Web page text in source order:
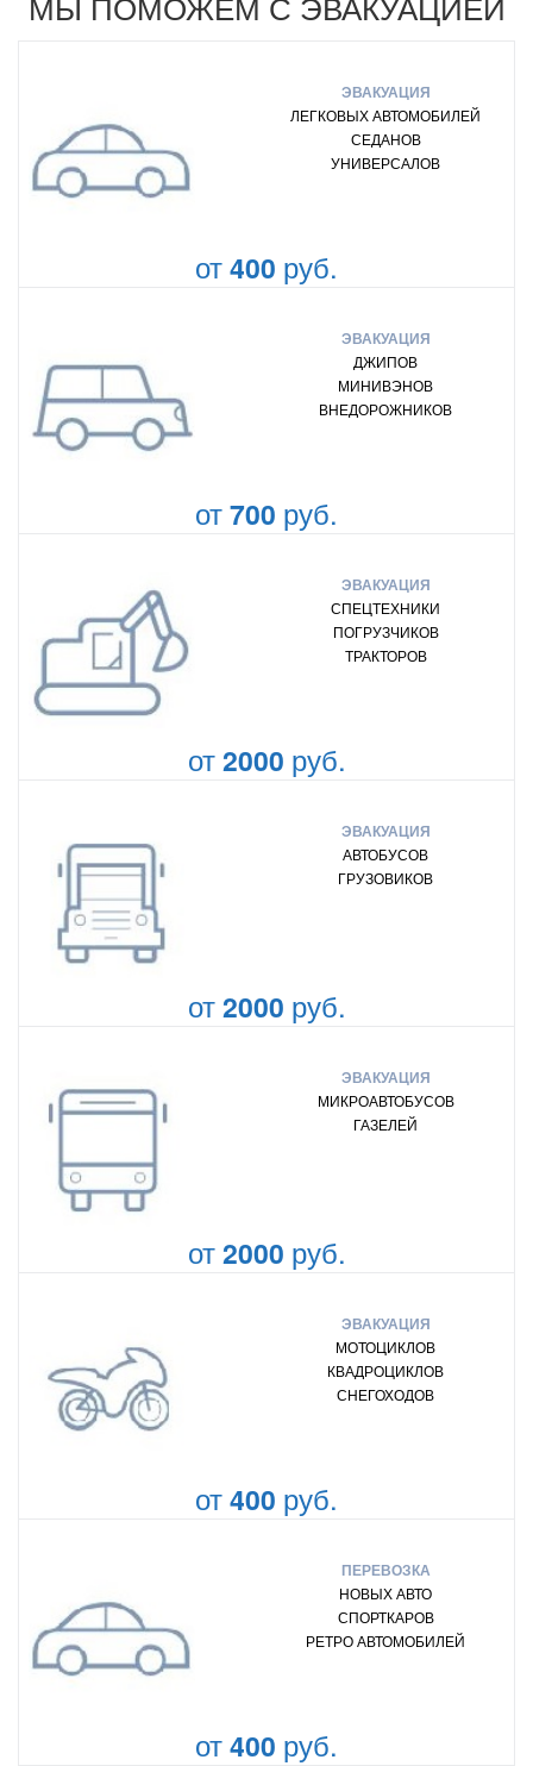
ЭВАКУАЦИЯ
ЛЕГКОВЫХ АВТОМОБИЛЕЙ
СЕДАНОВ
УНИВЕРСАЛОВ
от400 руб.
ЭВАКУАЦИЯ
ДЖИПОВ
МИНИВЭНОВ
ВНЕДОРОЖНИКОВ
от700 руб.
ЭВАКУАЦИЯ
СПЕЦТЕХНИКИ
ПОГРУЗЧИКОВ
ТРАКТОРОВ
от2000 руб.
ЭВАКУАЦИЯ
АВТОБУСОВ
ГРУЗОВИКОВ
от2000 руб.
ЭВАКУАЦИЯ
МИКРОАВТОБУСОВ
ГАЗЕЛЕЙ
от2000 руб.
ЭВАКУАЦИЯ
МОТОЦИКЛОВ
КВАДРОЦИКЛОВ
СНЕГОХОДОВ
от400 руб.
ПЕРЕВОЗКА
НОВЫХ АВТО
СПОРТКАРОВ
РЕТРО АВТОМОБИЛЕЙ
от400 руб.